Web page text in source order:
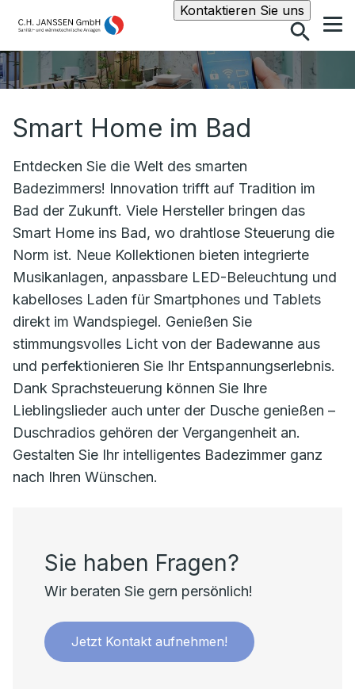
Kontaktieren Sie unsSuche
Smart Home im Bad
Entdecken Sie die Welt des smarten
Badezimmers! Innovation trifft auf Tradition im
Bad der Zukunft. Viele Hersteller bringen das
Smart Home ins Bad, wo drahtlose Steuerung die
Norm ist. Neue Kollektionen bieten integrierte
Musikanlagen, anpassbare LED-Beleuchtung und
kabelloses Laden für Smartphones und Tablets
direkt im Wandspiegel. Genießen Sie
stimmungsvolles Licht von der Badewanne aus
und perfektionieren Sie Ihr Entspannungserlebnis.
Dank Sprachsteuerung können Sie Ihre
Lieblingslieder auch unter der Dusche genießen –
Duschradios gehören der Vergangenheit an.
Gestalten Sie Ihr intelligentes Badezimmer ganz
nach Ihren Wünschen.
Sie haben Fragen?
Wir beraten Sie gern persönlich!
Jetzt Kontakt aufnehmen!